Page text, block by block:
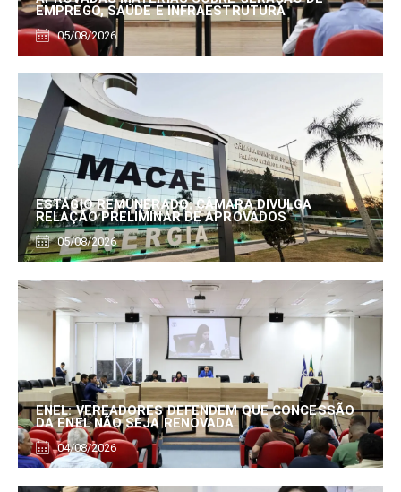
EMPREGO, SAÚDE E INFRAESTRUTURA
05/08/2026
ESTÁGIO REMUNERADO: CÂMARA DIVULGA
RELAÇÃO PRELIMINAR DE APROVADOS
05/08/2026
ENEL: VEREADORES DEFENDEM QUE CONCESSÃO
DA ENEL NÃO SEJA RENOVADA
04/08/2026